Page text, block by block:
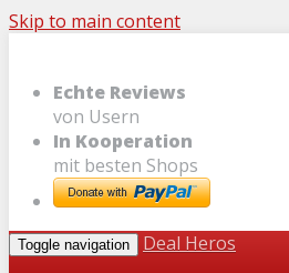
Skip to main content
Echte Reviews
von Usern
In Kooperation
mit besten Shops
Toggle navigation
Deal Heros